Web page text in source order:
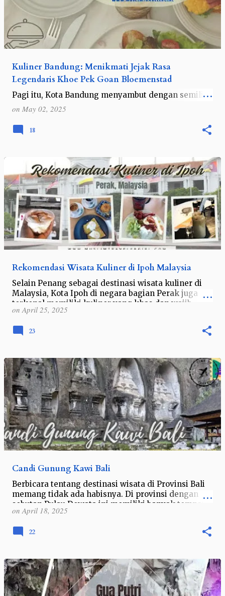
Kuliner Bandung: Menikmati Jejak Rasa
Legendaris Khoe Pek Goan Bloemenstad
Pagi itu, Kota Bandung menyambut dengan semilir
angin yang masih terasa adem dan langit cerah.
Gelombang panas yang tahun lalu sempat membuat
beberapa kota panas membara, tidak te…
on May 02, 2025
18
Rekomendasi Wisata Kuliner di Ipoh Malaysia
Selain Penang sebagai destinasi wisata kuliner di
Malaysia, Kota Ipoh di negara bagian Perak juga
terkenal memiliki kuliner yang khas dan wajib
dicoba.
onApril 25, 2025
23
Candi Gunung Kawi Bali
Berbicara tentang destinasi wisata di Provinsi Bali
memang tidak ada habisnya. Di provinsi dengan
sebutan Pulau Dewata ini memiliki banyak tempat
wisata, mulai dari alam, budaya h…
onApril 18, 2025
22